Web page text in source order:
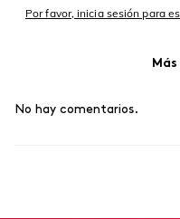
Por favor, inicia sesión para
No hay comentarios.